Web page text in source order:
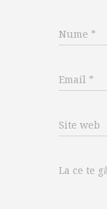
Nume *
Email *
Site web
La ce te